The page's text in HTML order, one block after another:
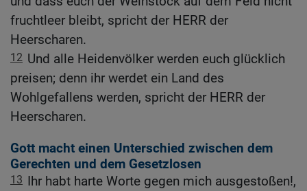
fruchtleer bleibt, spricht der HERR der
Heerscharen.
12 Und alle Heidenvölker werden euch glücklich
preisen; denn ihr werdet ein Land des
Wohlgefallens werden, spricht der HERR der
Heerscharen.
Gott macht einen Unterschied zwischen dem
Gerechten und dem Gesetzlosen
13 Ihr habt harte Worte gegen mich ausgestoßen!,